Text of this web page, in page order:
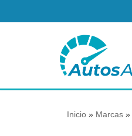
contenido
Inicio» Marcas»